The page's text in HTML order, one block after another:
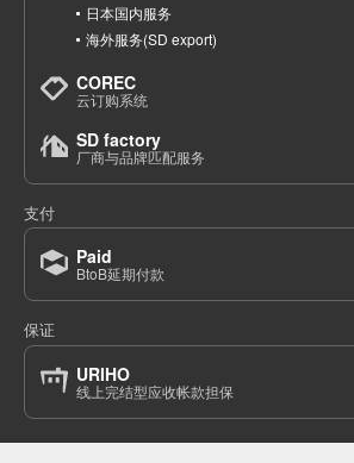
日本国内服务
海外服务(SD export)
COREC
云订购系统
SD factory
厂商与品牌匹配服务
支付
Paid
BtoB延期付款
保证
URIHO
线上完结型应收帐款担保